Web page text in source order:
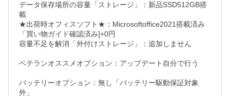
データ保存場所の容量「ストレージ」：新品SSD512GB搭
載
★出荷時オフィスソフト★：Microsoftoffice2021搭載済み
「買い物ガイド確認済み]+0円
容量不足を解消「外付けストレージ」：追加しません
ベテランオススメオプション：アップデート自分で行う
バッテリーオプション：無し「バッテリー駆動保証対象
外」